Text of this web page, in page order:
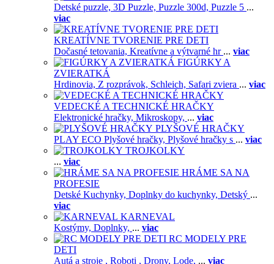
Detské puzzle, 3D Puzzle, Puzzle 300d, Puzzle 5 ...
viac
KREATÍVNE TVORENIE PRE DETI
Dočasné tetovania, Kreatívne a výtvarné hr ... viac
FIGÚRKY A
ZVIERATKÁ
Hrdinovia, Z rozprávok, Schleich, Safari zviera ... viac
VEDECKÉ A TECHNICKÉ HRAČKY
Elektronické hračky, Mikroskopy, ... viac
PLYŠOVÉ HRAČKY
PLAY ECO Plyšové hračky, Plyšové hračky s ... viac
TROJKOLKY
... viac
HRÁME SA NA
PROFESIE
Detské Kuchynky, Doplnky do kuchynky, Detský ...
viac
KARNEVAL
Kostýmy, Doplnky, ... viac
RC MODELY PRE
DETI
Autá a stroje , Roboti , Drony, Lode, ... viac